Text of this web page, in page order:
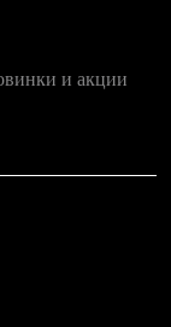
и акции